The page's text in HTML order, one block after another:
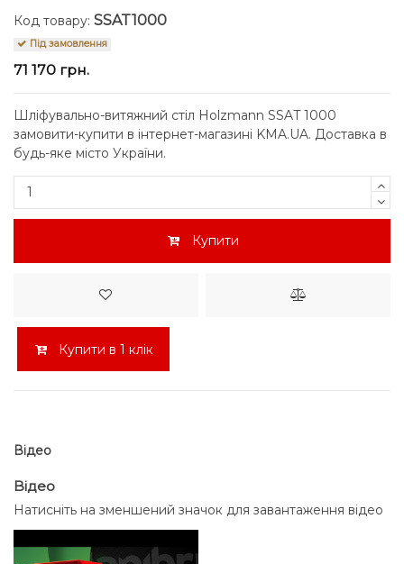
Код товару: SSAT1000
Під замовлення
71 170 грн.
Шліфувально-витяжний стіл Holzmann SSAT 1000
замовити-купити в інтернет-магазині KMA.UA. Доставка в
будь-яке місто України.
Купити
Купити в 1 клік
Відео
Відео
Натисніть на зменшений значок для завантаження відео